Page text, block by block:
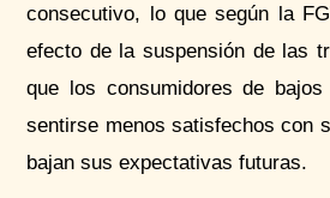
consecutivo, lo que según la
efecto de la suspensión de las
que los consumidores de
sentirse menos satisfechos con
bajan sus expectativas futuras.